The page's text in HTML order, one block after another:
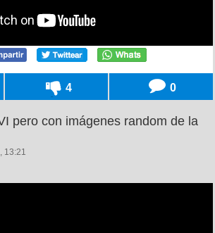
4 0
pero con imágenes random de la
13:21